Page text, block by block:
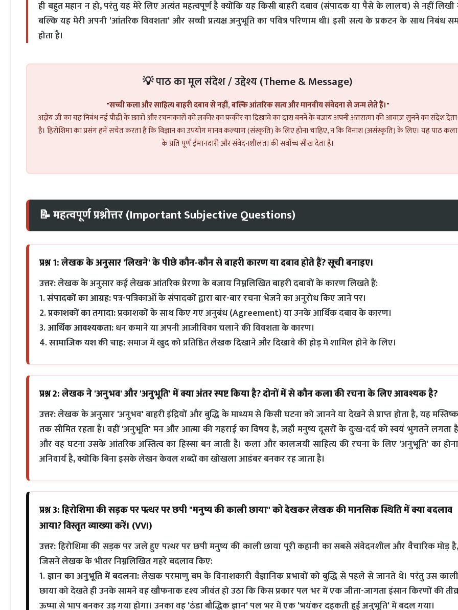
ही बहुत महान न हो, परंतु यह मेरे लिए अत्यंत महत्वपूर्ण है क्योंकि यह किसी बाहरी दबाव (संपादक या पैसे के लालच) से नहीं
बल्कि यह मेरी अपनी 'आंतरिक विवशता' और सच्ची प्रत्यक्ष अनुभूति का पवित्र परिणाम थी। इसी सत्य के प्रकटन के साथ निबंध
होता है।
💡 पाठ का मूल संदेश / उद्देश्य (Theme & Message)
"सच्ची कला और साहित्य बाहरी दबाव से नहीं, बल्कि आंतरिक सत्य और मानवीय संवेदना से जन्म लेते हैं।"
अज्ञेय जी का यह निबंध नई पीढ़ी के छात्रों और रचनाकारों को लकीर का फ़कीर या दिखावे का दास बनने के बजाय अपनी अंतरात्मा की आवाज़ सुनने का संदेश देता
है। हिरोशिमा का प्रसंग हमें सचेत करता है कि विज्ञान का उपयोग मानव कल्याण (संस्कृति) के लिए होना चाहिए, न कि विनाश (असंस्कृति) के लिए। यह पाठ कला
के प्रति पूर्ण ईमानदारी और संवेदनशीलता की सर्वोच्च सीख देता है।
📝 महत्वपूर्ण प्रश्नोत्तर (Important Subjective Questions)
प्रश्न 1: लेखक के अनुसार 'लिखने' के पीछे कौन-कौन से बाहरी कारण या दबाव होते हैं? सूची बनाइए।
उत्तर:लेखक के अनुसार कई लेखक आंतरिक प्रेरणा के बजाय निम्नलिखित बाहरी दबावों के कारण लिखते हैं:
1.संपादकों का आग्रह:पत्र-पत्रिकाओं के संपादकों द्वारा बार-बार रचना भेजने का अनुरोध किए जाने पर।
2.प्रकाशकों का तगादा:प्रकाशकों के साथ किए गए अनुबंध (Agreement) या उनके आर्थिक दबाव के कारण।
3.आर्थिक आवश्यकता:धन कमाने या अपनी आजीविका चलाने की विवशता के कारण।
4.सामाजिक यश की चाह:समाज में खुद को प्रतिष्ठित लेखक दिखाने और दिखावे की होड़ में शामिल होने के लिए।
प्रश्न 2: लेखक ने 'अनुभव' और 'अनुभूति' में क्या अंतर स्पष्ट किया है? दोनों में से कौन कला की रचना के लिए आवश्यक है?
उत्तर:लेखक के अनुसार 'अनुभव' बाहरी इंद्रियों और बुद्धि के माध्यम से किसी घटना को जानने या देखने से प्राप्त होता है, यह मस्तिष्क
तक सीमित रहता है। वहीं 'अनुभूति' मन और आत्मा की गहराई का विषय है, जहाँ मनुष्य दूसरों के दुःख-दर्द को स्वयं भुगतने लगता है
और वह घटना उसके आंतरिक अस्तित्व का हिस्सा बन जाती है। कला और कालजयी साहित्य की रचना के लिए 'अनुभूति' का होना
अनिवार्य है, क्योंकि बिना इसके लेखन केवल शब्दों का खोखला आडंबर बनकर रह जाता है।
प्रश्न 3: हिरोशिमा की सड़क पर पत्थर पर छपी "मनुष्य की काली छाया" को देखकर लेखक की मानसिक स्थिति में क्या बदलाव
आया? विस्तृत व्याख्या करें। (VVI)
उत्तर:हिरोशिमा की सड़क पर जले हुए पत्थर पर छपी मनुष्य की काली छाया पूरी कहानी का सबसे संवेदनशील और वैचारिक मोड़ है,
जिसने लेखक के भीतर निम्नलिखित गहरे बदलाव किए:
1.ज्ञान का अनुभूति में बदलना:लेखक परमाणु बम के विनाशकारी वैज्ञानिक प्रभावों को बुद्धि से पहले से जानते थे। परंतु उस काली
छाया को देखते ही उनके सामने वह खौफनाक दृश्य जीवंत हो उठा कि किस प्रकार पल भर में एक जीता-जागता इंसान किरणों की तीव्र
ऊष्मा से भाप बनकर उड़ गया होगा। उनका वह 'ठंडा बौद्धिक ज्ञान' पल भर में एक 'भयंकर दहकती हुई अनुभूति' में बदल गया।